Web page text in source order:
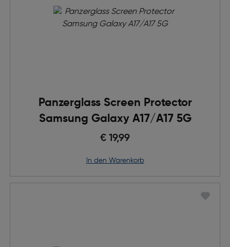
Panzerglass Screen Protector
Samsung Galaxy A17/A17 5G
€ 19,99
in den Warenkorb